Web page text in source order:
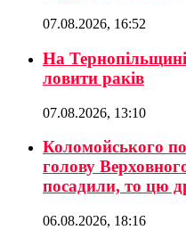
07.08.2026, 16:52
На
ловити раків
07.08.2026, 13:10
Коломойського
голову
посадили, то цю
06.08.2026, 18:16